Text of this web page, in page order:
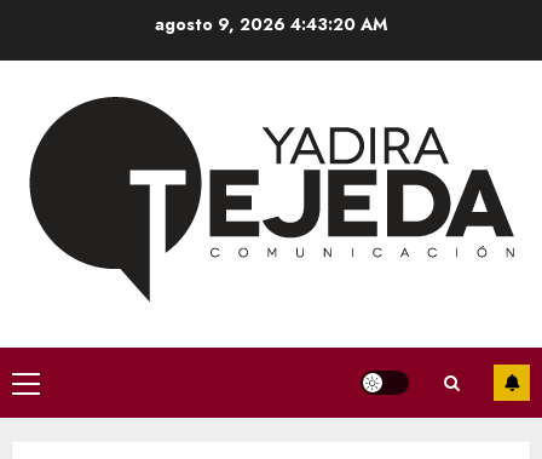
agosto 9, 20264:43:21 AM
Menú
principal